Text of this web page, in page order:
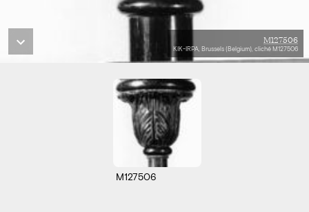
M127506
KIK-IRPA, Brussels (Belgium), cliché M127506
M127506